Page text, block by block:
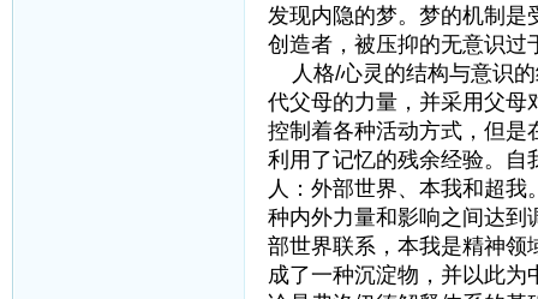
发现内隐的梦。梦的机制是
创造者，被压抑的无意识过
人格/心灵的结构与意识的
代父母的力量，并采用父母
控制着各种活动方式，但是
利用了记忆的残余经验。自
人：外部世界、本我和超
种内外力量和影响之间达到
部世界联系，本我是精神领
成了一种沉淀物，并以此为